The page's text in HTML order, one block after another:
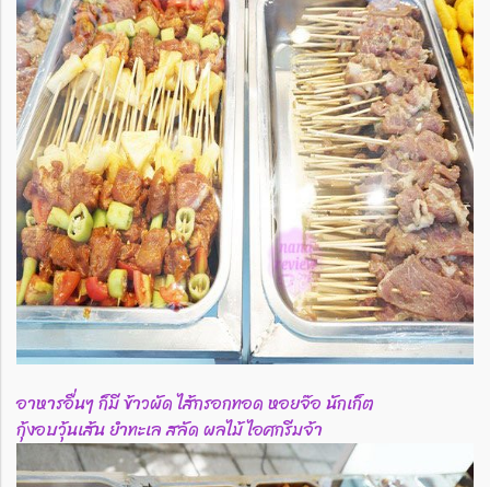
อาหารอื่นๆ ก็มี ข้าวผัด ไส้กรอกทอด หอยจ๊อ นักเก็ต
กุ้งอบวุ้นเส้น ยำทะเล สลัด ผลไม้ ไอศกรีมจ้า